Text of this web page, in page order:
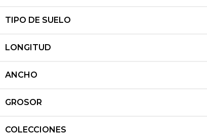
TIPO DE SUELO
LONGITUD
ANCHO
GROSOR
COLECCIONES